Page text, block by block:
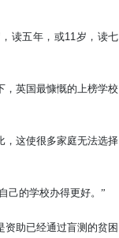
读五年，或11岁，读七
，英国最慷慨的上榜学校
，这使很多家庭无法选择
己的学校办得更好。”
助已经通过盲测的贫困